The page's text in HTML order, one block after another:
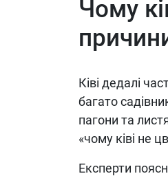
Чому
Ківі дедалі
багато
пагони та
«чому ківі не
Експерти